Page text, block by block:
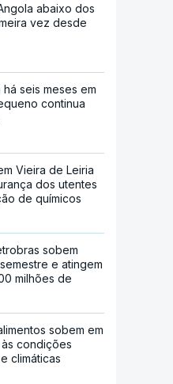
abaixo dos
vez desde
seis meses em
continua
Vieira de Leiria
dos utentes
de químicos
sobem
e atingem
milhões de
sobem em
condições
climáticas